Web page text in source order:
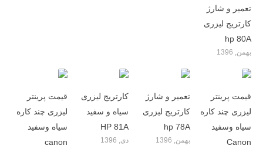
تعمیر و شارژ
کارتریج لیزری
hp 80A
بهمن, 1396
قیمت پرینتر
لیزری چند کاره
سیاه وسفید
canon
کارتریج لیزری
سیاه و سفید
HP 81A
دی, 1396
تعمیر و شارژ
کارتریج لیزری
hp 78A
بهمن, 1396
قیمت پرینتر
لیزری چند کاره
سیاه وسفید
Canon